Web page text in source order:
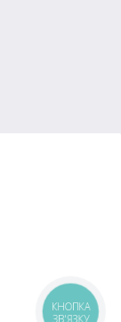
КНОПКА
ЗВ'ЯЗКУ